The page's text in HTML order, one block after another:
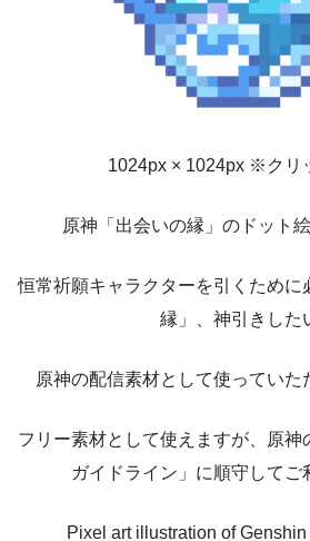
1024px × 1024px ※クリ
原神「出会いの縁」のドット
恒常祈願キャラクターを引くために
縁」、神引きした
原神の配信素材として使っていた
フリー素材として使えますが、原神
ガイドライン」に順守してご
Pixel art illustration of Genshin